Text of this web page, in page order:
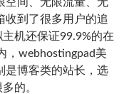
收到了很多用户的追
机还保证99.9%的在
，webhostingpad美
是博客类的站长，选
的。